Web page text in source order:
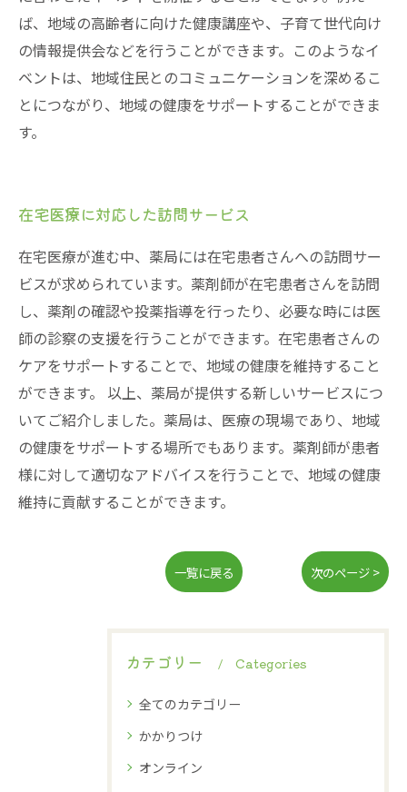
ば、地域の高齢者に向けた健康講座や、子育て世代向け
の情報提供会などを行うことができます。このようなイ
ベントは、地域住民とのコミュニケーションを深めるこ
とにつながり、地域の健康をサポートすることができま
す。
在宅医療に対応した訪問サービス
在宅医療が進む中、薬局には在宅患者さんへの訪問サー
ビスが求められています。薬剤師が在宅患者さんを訪問
し、薬剤の確認や投薬指導を行ったり、必要な時には医
師の診察の支援を行うことができます。在宅患者さんの
ケアをサポートすることで、地域の健康を維持すること
ができます。 以上、薬局が提供する新しいサービスにつ
いてご紹介しました。薬局は、医療の現場であり、地域
の健康をサポートする場所でもあります。薬剤師が患者
様に対して適切なアドバイスを行うことで、地域の健康
維持に貢献することができます。
一覧に戻る 次のページ >
カテゴリー Categories
全てのカテゴリー
かかりつけ
オンライン